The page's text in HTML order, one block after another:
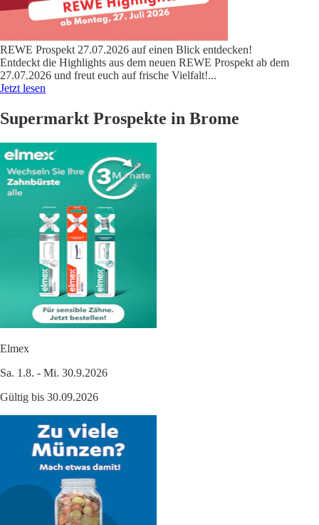
REWE Prospekt 27.07.2026 auf einen Blick entdecken!
Entdeckt die Highlights aus dem neuen REWE Prospekt ab dem
27.07.2026 und freut euch auf frische Vielfalt!...
Jetzt lesen
Supermarkt Prospekte in Brome
Elmex
Sa. 1.8. - Mi. 30.9.2026
Gültig bis 30.09.2026